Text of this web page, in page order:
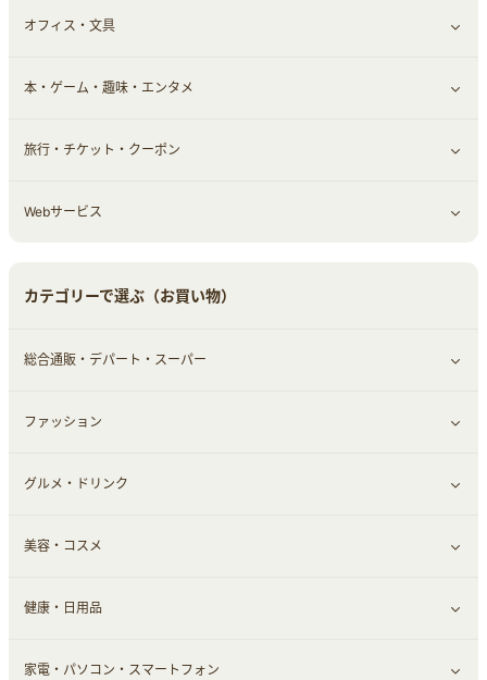
不動産
引越し
エコ・エネルギー
車情報・カーシェア・レンタル
ギフト・贈答品
すべて見る
習い事・学習・学校
仕事・転職
オフィス・文具
すべて見る
オフィス・文具
本・ゲーム・趣味・エンタメ
すべて見る
ゲーム・趣味
旅行・チケット・クーポン
すべて見る
Webサービス
カテゴリーで選ぶ（お買い物）
総合通販・デパート・スーパー
すべて見る
総合通販
デパート・スーパー
ファッション
すべて見る
ファッション
インナー・下着
靴・フットウェア
グルメ・ドリンク
すべて見る
グルメ
ドリンク
美容・コスメ
すべて見る
スキンケア
健康・日用品
すべて見る
家電・パソコン・スマートフォン